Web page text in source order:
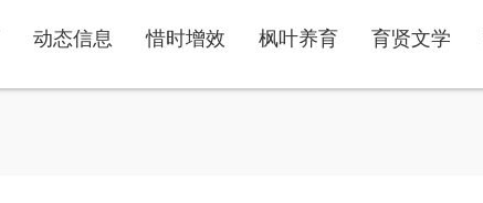
动态信息 惜时增效 枫叶养育 育贤文学